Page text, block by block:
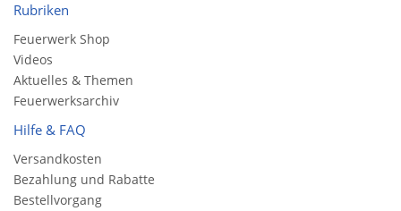
Rubriken
Feuerwerk Shop
Videos
Aktuelles & Themen
Feuerwerksarchiv
Hilfe & FAQ
Versandkosten
Bezahlung und Rabatte
Bestellvorgang